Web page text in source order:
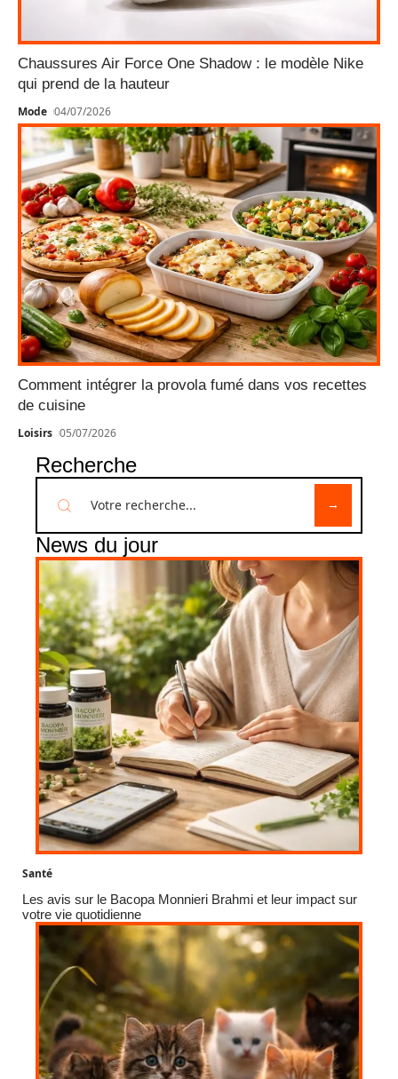
Chaussures Air Force One Shadow : le modèle Nike
qui prend de la hauteur
Mode 04/07/2026
Comment intégrer la provola fumé dans vos recettes
de cuisine
Loisirs 05/07/2026
Recherche
News du jour
Santé
Les avis sur le Bacopa Monnieri Brahmi et leur impact sur
votre vie quotidienne